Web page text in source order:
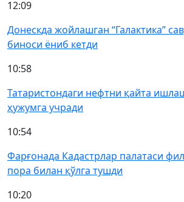
12:09
Донескда жойлашган “Галактика”
биноси ёниб кетди
10:58
Татаристондаги нефтни қайта
ҳужумга учради
10:54
Фарғонада Кадастрлар палатаси
пора билан қўлга тушди
10:20